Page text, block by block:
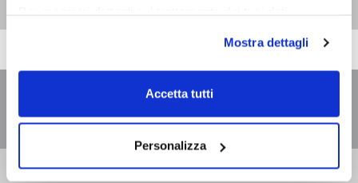
scelte privacy sui cookie, ti invitiamo a prendere visione
dell’informativa cookie.
Chiudendo il banner tramite la “X” prosegui la
dei soli cookie tecnici. Selezionando “Accetta tutti” presti
il tuo consenso alla profilazione che potrai revocare in
ogni momentoRevoca
Mostra dettagli
Accetta tutti
Personalizza